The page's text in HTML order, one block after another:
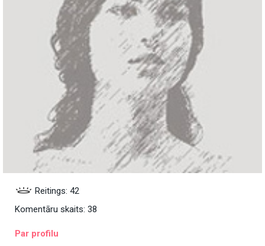
Reitings: 42
Komentāru skaits: 38
Par profilu